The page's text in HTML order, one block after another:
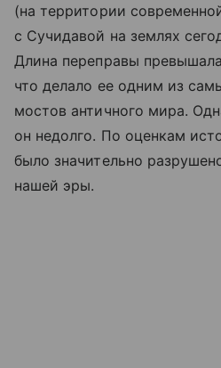
(на территории
с Сучидавой на землях
Длина переправы
что делало ее одним из
мостов античного мира.
он недолго. По оценкам
было значительно
нашей эры.